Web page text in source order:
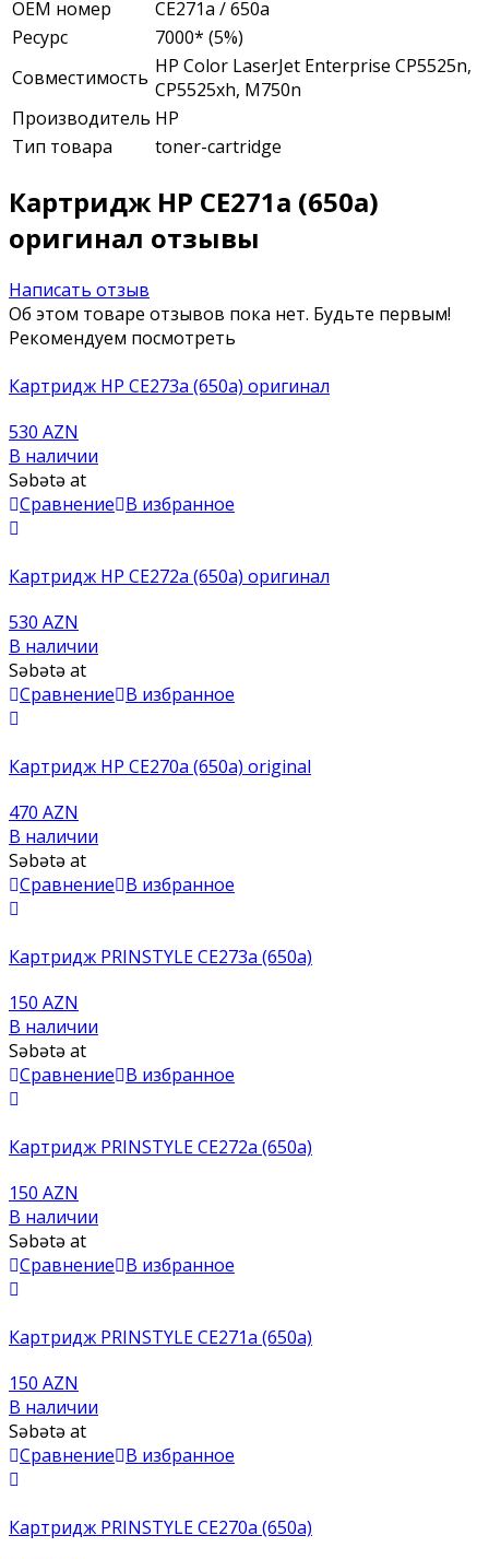
ОЕМ номер
CE271a / 650a
Ресурс
7000* (5%)
Совместимость HP Color LaserJet Enterprise CP5525n,
CP5525xh, M750n
Производитель HP
Тип товара
toner-cartridge
Картридж HP CE271a (650a)
оригинал отзывы
Написать отзыв
Об этом товаре отзывов пока нет. Будьте первым!
Рекомендуем посмотреть
Картридж HP CE273a (650a) оригинал
530 AZN
В наличии
Səbətə at
Сравнение В избранное
Картридж HP CE272a (650a) оригинал
530 AZN
В наличии
Səbətə at
Сравнение В избранное
Картридж HP CE270a (650a) original
470 AZN
В наличии
Səbətə at
Сравнение В избранное
Картридж PRINSTYLE CE273a (650a)
150 AZN
В наличии
Səbətə at
Сравнение В избранное
Картридж PRINSTYLE CE272a (650a)
150 AZN
В наличии
Səbətə at
Сравнение В избранное
Картридж PRINSTYLE CE271a (650a)
150 AZN
В наличии
Səbətə at
Сравнение В избранное
Картридж PRINSTYLE CE270a (650a)